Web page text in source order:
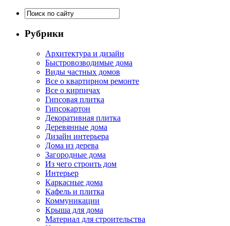
Рубрики
Архитектура и дизайн
Быстровозводимые дома
Виды частных домов
Все о квартирном ремонте
Все о кирпичах
Гипсовая плитка
Гипсокартон
Декоративная плитка
Деревянные дома
Дизайн интерьера
Дома из дерева
Загородные дома
Из чего строить дом
Интерьер
Каркасные дома
Кафель и плитка
Коммуникации
Крыша для дома
Материал для строительства